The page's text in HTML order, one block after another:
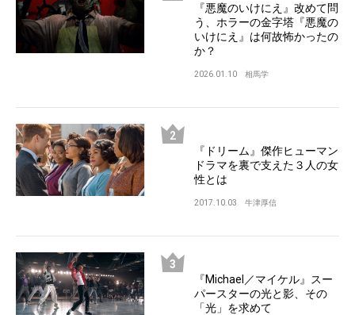
『悪魔のいけにえ』改めて問
う、ホラーの金字塔『悪魔の
いけにえ』は何故怖かったの
か？
2026.01.10 相馬学
『ドリーム』傑作ヒューマン
ドラマを裏で支えた３人の女
性とは
2017.10.03 牛津厚信
『Michael／マイケル』スー
パースターの光と影、その
「光」を求めて